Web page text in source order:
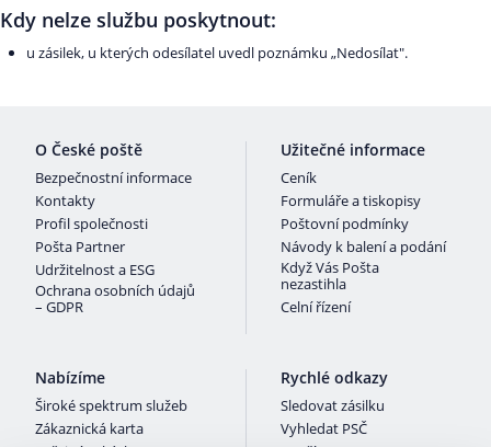
Kdy nelze službu poskytnout:
u zásilek, u kterých odesílatel uvedl poznámku „Nedosílat".
O České poště
Bezpečnostní informace
Kontakty
Profil společnosti
Pošta Partner
Udržitelnost a ESG
Ochrana osobních údajů
– GDPR
Užitečné informace
Ceník
Formuláře a tiskopisy
Poštovní podmínky
Návody k balení a podání
Když Vás Pošta
nezastihla
Celní řízení
Nabízíme
Široké spektrum služeb
Zákaznická karta
Rychlé odkazy
Sledovat zásilku
Vyhledat PSČ